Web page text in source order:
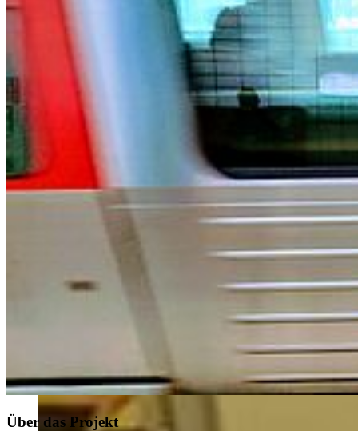
Über das Projekt